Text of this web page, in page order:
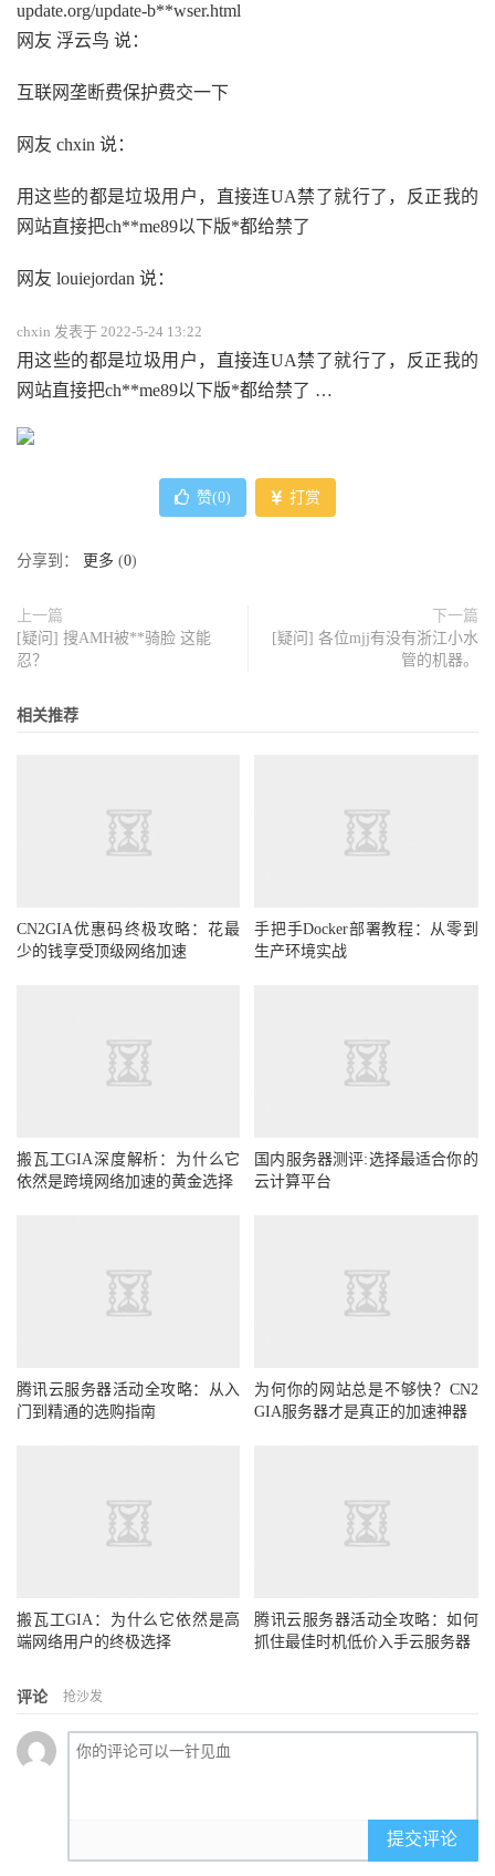
update.org/update-b**wser.html
网友 浮云鸟 说：
互联网垄断费保护费交一下
网友 chxin 说：
用这些的都是垃圾用户，直接连UA禁了就行了，反正我的
网站直接把ch**me89以下版*都给禁了
网友 louiejordan 说：
chxin 发表于 2022-5-24 13:22
用这些的都是垃圾用户，直接连UA禁了就行了，反正我的
网站直接把ch**me89以下版*都给禁了 …
赞(0) 打赏
分享到： 更多 (0)
上一篇
[疑问] 搜AMH被**骑脸 这能
忍？
下一篇
[疑问] 各位mjj有没有浙江小水
管的机器。
相关推荐
CN2GIA优惠码终极攻略：花最
少的钱享受顶级网络加速
手把手Docker部署教程：从零到
生产环境实战
搬瓦工GIA深度解析：为什么它
依然是跨境网络加速的黄金选择
国内服务器测评:选择最适合你的
云计算平台
腾讯云服务器活动全攻略：从入
门到精通的选购指南
为何你的网站总是不够快？CN2
GIA服务器才是真正的加速神器
搬瓦工GIA：为什么它依然是高
端网络用户的终极选择
腾讯云服务器活动全攻略：如何
抓住最佳时机低价入手云服务器
评论 抢沙发
提交评论